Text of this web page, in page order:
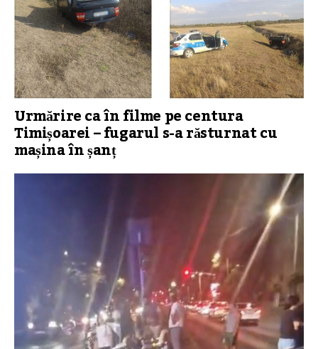
Urmărire ca în filme pe centura
Timișoarei – fugarul s-a răsturnat cu
mașina în șanț